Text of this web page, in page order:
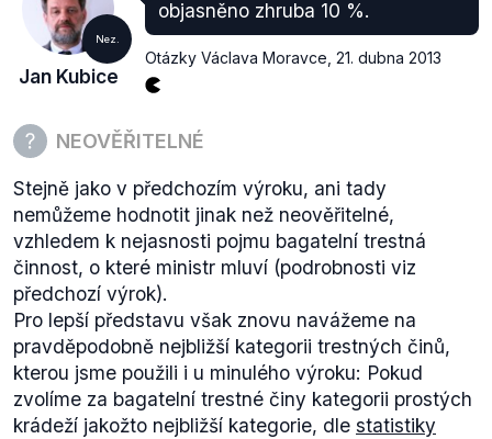
Nez.
Jan Kubice
objasněno zhruba 10 %.
Otázky Václava Moravce 21. dubna 2013
NEOVĚŘITELNÉ
Stejně jako v předchozím výroku, ani tady
nemůžeme hodnotit jinak než neověřitelné,
vzhledem k nejasnosti pojmu bagatelní trestná
činnost, o které ministr mluví (podrobnosti viz
předchozí výrok).
Pro lepší představu však znovu navážeme na
pravděpodobně nejbližší kategorii trestných činů,
kterou jsme použili i u minulého výroku: Pokud
zvolíme za bagatelní trestné činy kategorii prostých
krádeží jakožto nejbližší kategorie, dle statistiky